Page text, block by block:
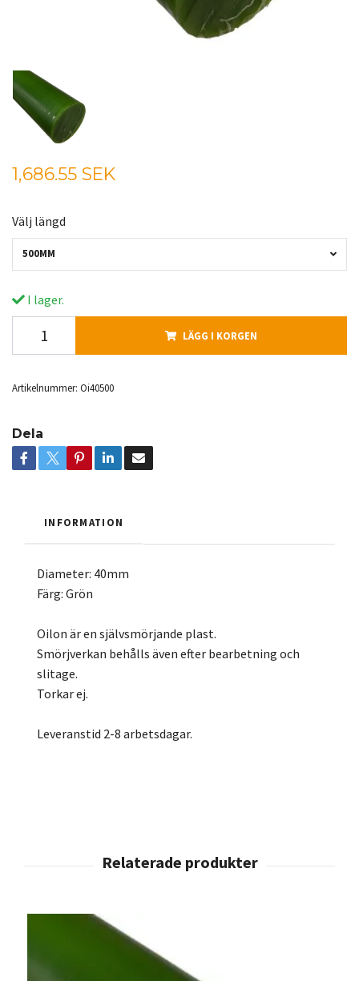
1,686.55 SEK
Välj längd
500MM
I lager.
LÄGG I KORGEN
Artikelnummer: Oi40500
Dela
INFORMATION
Diameter: 40mm
Färg: Grön
Oilon är en självsmörjande plast.
Smörjverkan behålls även efter bearbetning och
slitage.
Torkar ej.
Leveranstid 2-8 arbetsdagar.